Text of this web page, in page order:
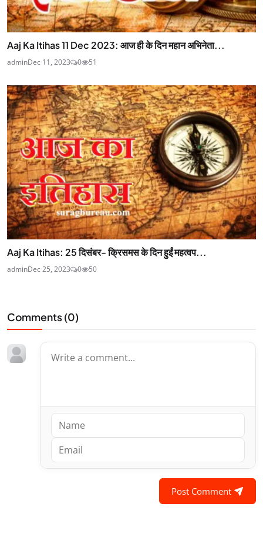
Aaj Ka Itihas 11 Dec 2023: आज ही के दिन महान अभिनेता...
adminDec 11, 2023 0 51
Aaj Ka Itihas: 25 दिसंबर- क्रिसमस के दिन हुईं महत्वप...
adminDec 25, 2023 0 50
Comments (0)
Post Comment